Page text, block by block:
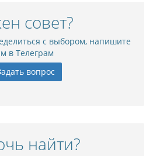
совет?
с выбором, напишите
в Телеграм
вопрос
найти?